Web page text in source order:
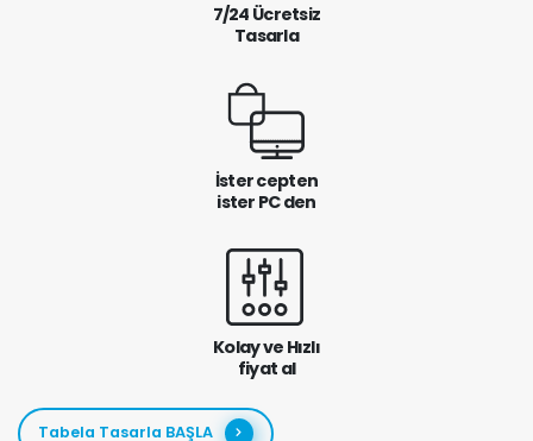
7/24 Ücretsiz
Tasarla
İster cepten
ister PC den
Kolay ve Hızlı
fiyat al
Tabela Tasarla BAŞLA